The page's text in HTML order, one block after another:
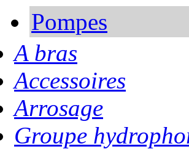
Pompes
A bras
Accessoires
Arrosage
Groupe